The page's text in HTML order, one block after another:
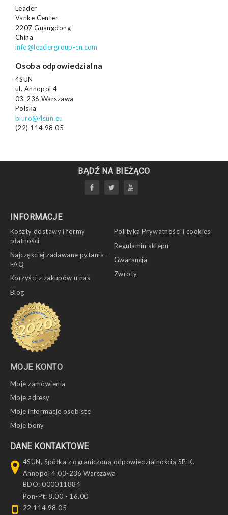
Leader
Vanke Center
2207 Guangdong
China
info@leadergroup-cn.com
Osoba odpowiedzialna
4SUN
ul. Annopol 4
03-236 Warszawa
Polska
biuro@4sun.eu
(22) 114 98 05
BĄDŹ NA BIEŻĄCO
INFORMACJE
Koszty dostawy i formy
płatności
Najczęściej zadawane pytania -
FAQ
Korzyści z zakupów u nas
Blog
Polityka Prywatności i cookies
Regulamin sklepu
Gwarancja
Zwroty
MOJE KONTO
Moje zamówienia
Moje adresy
Moje informacje osobiste
Moje bony
DANE KONTAKTOWE
4SUN, Spółka z ograniczoną odpowiedzialnością SP. K.
Annopol 4 03-236 Warszawa
BDO: 000011884
Pon-Pt: 8.00 - 16.00
22 114 98 05